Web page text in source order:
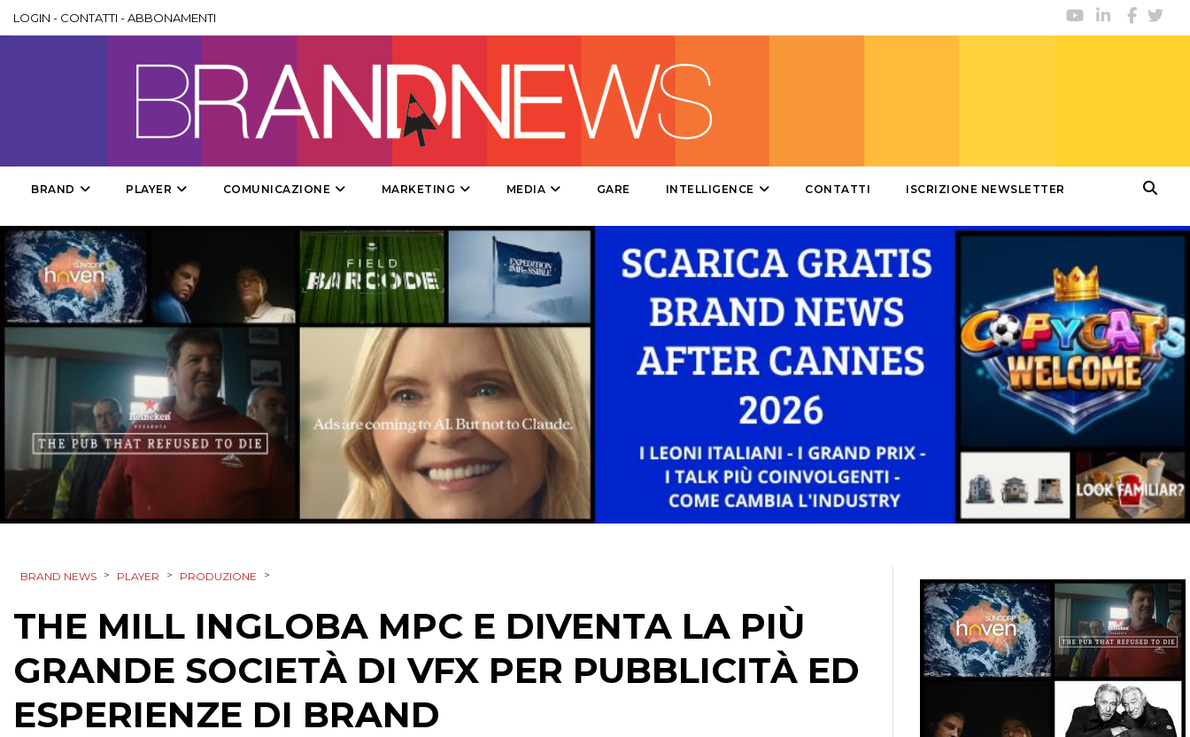
EVENTI
MOBILE
PRODOTTI
PUNTI VENDITA
CSR
STRATEGIE
CINEMA
DIGITALE
RADIO / AUDIO
TV
LOGIN - CONTATTI -ABBONAMENTI
BRAND PLAYER COMUNICAZIONE MARKETING MEDIA GARE INTELLIGENCE CONTATTI ISCRIZIONE NEWSLETTER
BRAND NEWS > PLAYER > PRODUZIONE >
THE MILL INGLOBA MPC E DIVENTA LA PIÙ
GRANDE SOCIETÀ DI VFX PER PUBBLICITÀ ED
ESPERIENZE DI BRAND